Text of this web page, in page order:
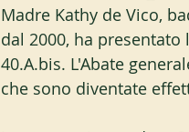
Madre Kathy de Vico,
dal 2000, ha
40.A.bis. L'Abate
che sono diventate